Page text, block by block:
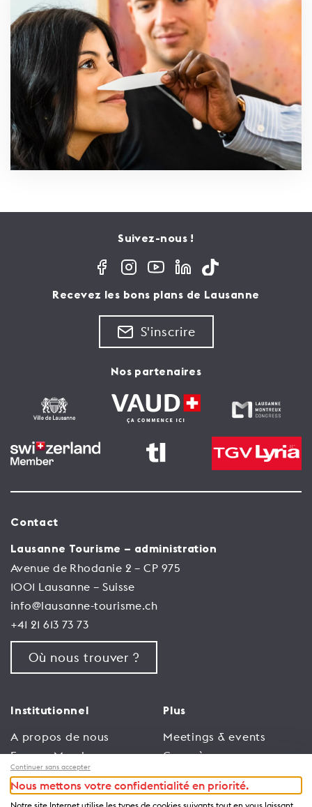
Suivez-nous !
Recevez les bons plans de Lausanne
S'inscrire
Nos partenaires
Contact
Lausanne Tourisme – administration
Avenue de Rhodanie 2 – CP 975
1001 Lausanne – Suisse
info@lausanne-tourisme.ch
+41 21 613 73 73
Où nous trouver ?
Institutionnel
A propos de nous
Espace Membres
Emploi
Conditions générales
Plus
Meetings & events
Congrès
Trade
Espace Médias
Continuer sans accepter
Nous mettons votre confidentialité en priorité.